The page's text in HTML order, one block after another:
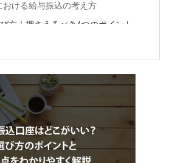
おける給与振込の考え方
方｜押さえるべき4つのポイント
手数料の違い
と提携ネットワーク
・キャンペーン
すべきポイント
ンクの違いを比較
と利用方法の違い
・利便性の比較